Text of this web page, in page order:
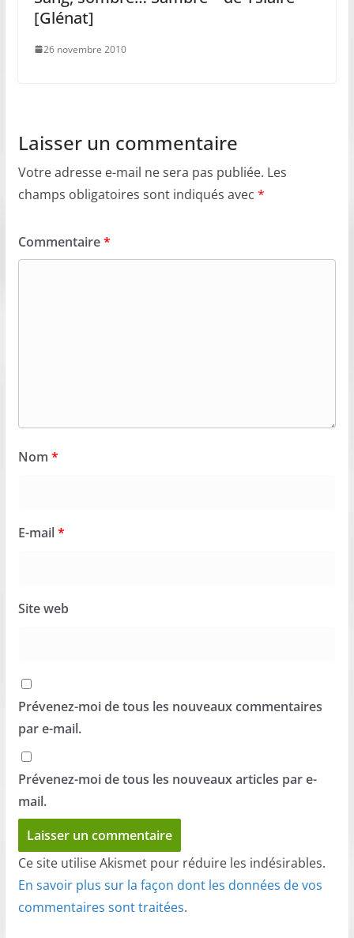
[Glénat]
26 novembre 2010
Laisser un commentaire
Votre adresse e-mail ne sera pas publiée. Les
champs obligatoires sont indiqués avec *
Commentaire*
Nom *
E-mail*
Site web
Prévenez-moi de tous les nouveaux commentaires
par e-mail.
Prévenez-moi de tous les nouveaux articles par e-
mail.
Ce site utilise Akismet pour réduire les indésirables.
En savoir plus sur la façon dont les données de vos
commentaires sont traitées.